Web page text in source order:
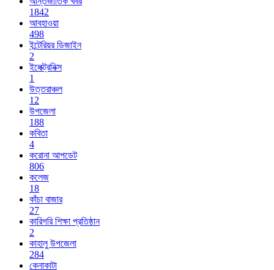
1842
আবহাওয়া
498
ইন্টেরিয়র ডিজাইন
2
ইলেক্ট্রনিক্স
1
উত্তরাঞ্চল
12
উপজেলা
188
কবিতা
4
করোনা আপডেট
806
কলেজ
18
কাঁচা বাজার
27
কারিগরি শিক্ষা প্রতিষ্ঠান
2
কাহালু উপজেলা
284
কেনাকাটা